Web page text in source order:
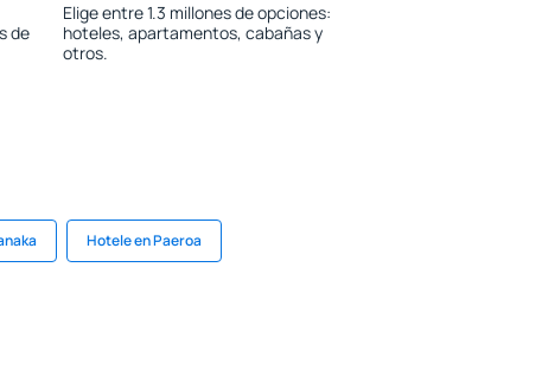
de
Elige entre 1.3 millones de opciones:
hoteles, apartamentos, cabañas y
otros.
Hotele en Paeroa